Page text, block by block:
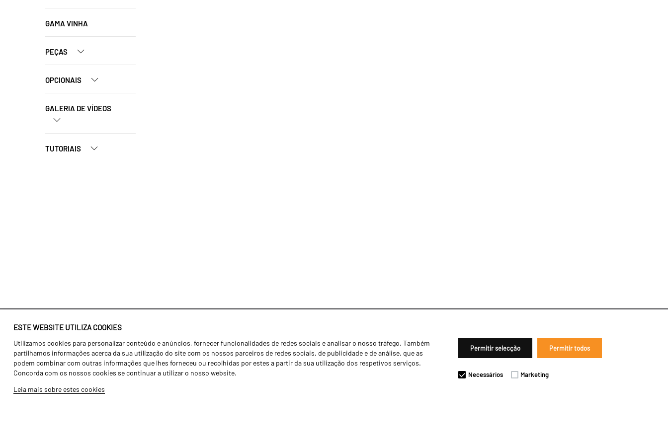
ESTE WEBSITE UTILIZA COOKIES
Utilizamos cookies para personalizar conteúdo e anúncios, fornecer funcionalidades de redes sociais e analisar o nosso tráfego. Também
partilhamos informações acerca da sua utilização do site com os nossos parceiros de redes sociais, de publicidade e de análise, que as
podem combinar com outras informações que lhes forneceu ou recolhidas por estes a partir da sua utilização dos respetivos serviços.
Concorda com os nossos cookies se continuar a utilizar o nosso website.
Leia mais sobre estes cookies
Permitir selecção Permitir todos
Necessários Marketing
GAMA VINHA
PEÇAS
OPCIONAIS
GALERIA DE VÍDEOS
TUTORIAIS
Identidade
História
Fábrica / Produção
Recursos Humanos
Agricultura
Transportes
Gama Floresta
Notícias
Concessionários